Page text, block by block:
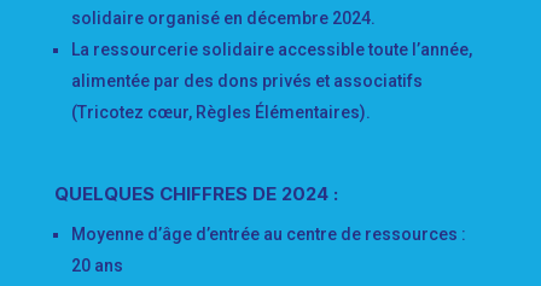
solidaire organisé en décembre 2024.
La ressourcerie solidaire accessible toute l’année,
alimentée par des dons privés et associatifs
(Tricotez cœur, Règles Élémentaires).
QUELQUES CHIFFRES DE 2024 :
Moyenne d’âge d’entrée au centre de ressources :
20 ans